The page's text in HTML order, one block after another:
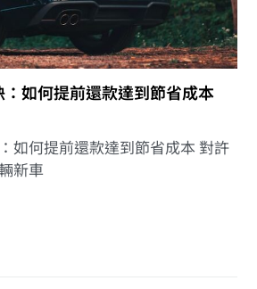
如何提前還款達到節省成本
如何提前還款達到節省成本 對許
新車